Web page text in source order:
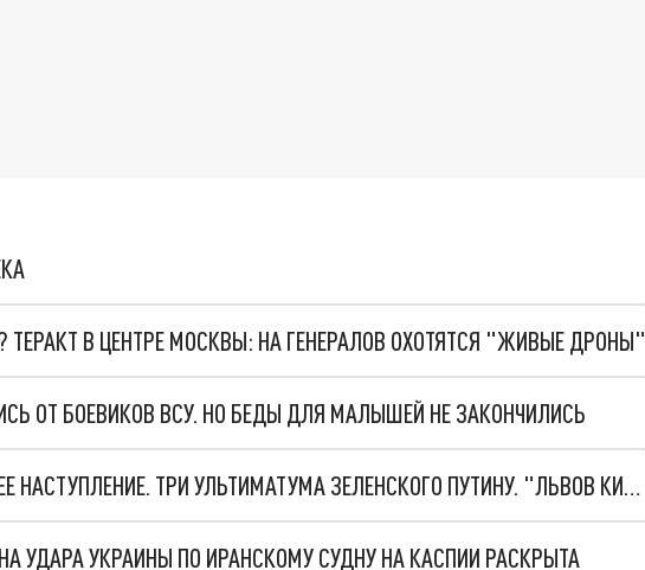
В ЦЕНТРЕ МОСКВЫ: НА ГЕНЕРАЛОВ ОХОТЯТСЯ "ЖИВЫЕ ДРОНЫ"
ОТ БОЕВИКОВ ВСУ. НО БЕДЫ ДЛЯ МАЛЫШЕЙ НЕ ЗАКОНЧИЛИСЬ
НОВОЕ МАСШТАБНЕЙШЕЕ НАСТУПЛЕНИЕ. ТРИ УЛЬТИМАТУМА ЗЕЛЕНСКОГО ПУТИНУ. "ЛЬВОВ КИМА" ПОСТАВЯТ НА ПВО? ГЛОБАЛЬНЫЙ ПРОРЫВ ПОД ЗАПОРОЖЬЕМ
УДАРА УКРАИНЫ ПО ИРАНСКОМУ СУДНУ НА КАСПИИ РАСКРЫТА